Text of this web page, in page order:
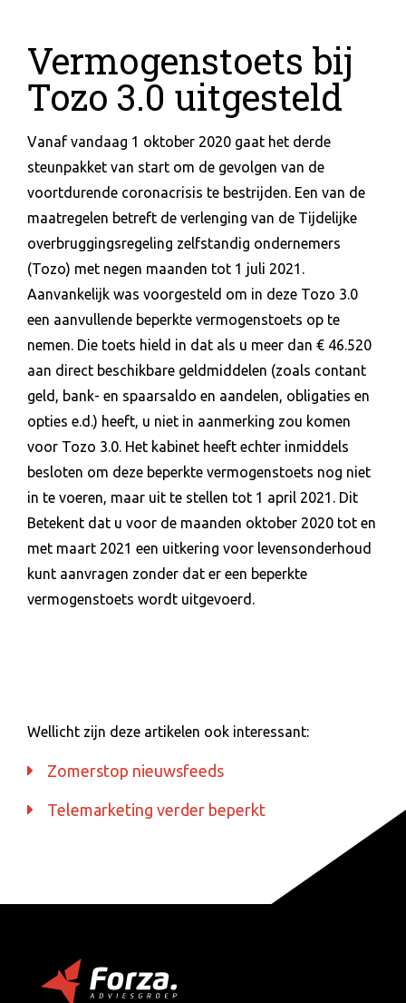
Vermogenstoets bij
Tozo 3.0 uitgesteld
Vanaf vandaag 1 oktober 2020 gaat het derde
steunpakket van start om de gevolgen van de
voortdurende coronacrisis te bestrijden. Een van de
maatregelen betreft de verlenging van de Tijdelijke
overbruggingsregeling zelfstandig ondernemers
(Tozo) met negen maanden tot 1 juli 2021.
Aanvankelijk was voorgesteld om in deze Tozo 3.0
een aanvullende beperkte vermogenstoets op te
nemen. Die toets hield in dat als u meer dan € 46.520
aan direct beschikbare geldmiddelen (zoals contant
geld, bank- en spaarsaldo en aandelen, obligaties en
opties e.d.) heeft, u niet in aanmerking zou komen
voor Tozo 3.0. Het kabinet heeft echter inmiddels
besloten om deze beperkte vermogenstoets nog niet
in te voeren, maar uit te stellen tot 1 april 2021. Dit
Betekent dat u voor de maanden oktober 2020 tot en
met maart 2021 een uitkering voor levensonderhoud
kunt aanvragen zonder dat er een beperkte
vermogenstoets wordt uitgevoerd.
Wellicht zijn deze artikelen ook interessant:
Zomerstop nieuwsfeeds
Telemarketing verder beperkt